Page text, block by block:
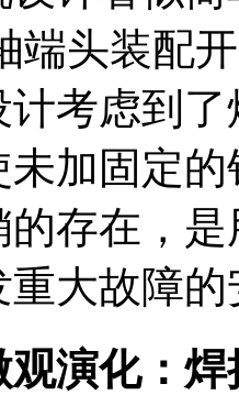
端头装配
计考虑到
加固定的
的存在，
大故障
演化：